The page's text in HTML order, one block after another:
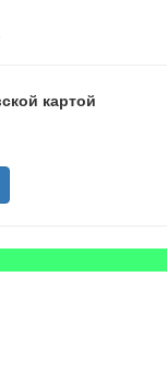
картой